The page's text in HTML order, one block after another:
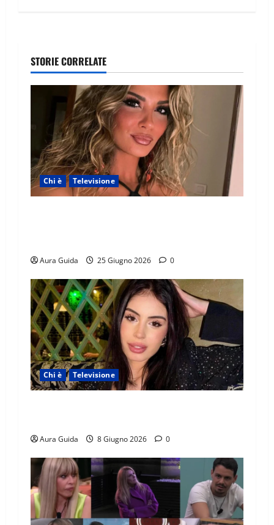
STORIE CORRELATE
Chi è Televisione
Aura Guida 25 Giugno 2026 0
Chi è Televisione
Aura Guida 8 Giugno 2026 0